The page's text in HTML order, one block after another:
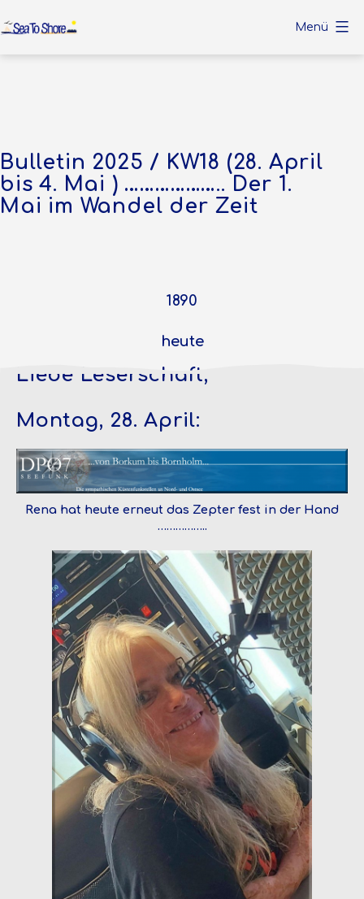
Inhalt
Menü
Bulletin 2025 / KW18 (28. April
bis 4. Mai ) ……………….. Der 1.
Mai im Wandel der Zeit
1890
heute
Liebe Leserschaft,
Montag, 28. April:
Rena hat heute erneut das Zepter fest in der Hand
……………..